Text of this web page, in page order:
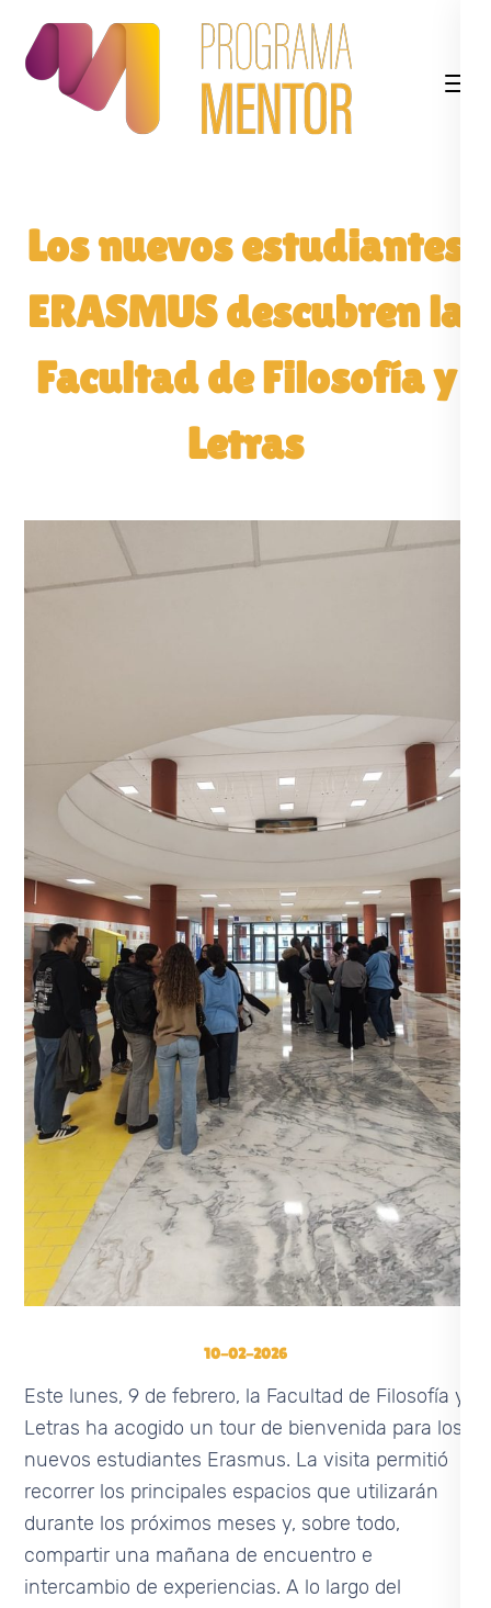
contenido
Los nuevos estudiantes
ERASMUS descubren la
Facultad de Filosofía y
Letras
10-02-2026
Este lunes, 9 de febrero, la Facultad de Filosofía y
Letras ha acogido un tour de bienvenida para los
nuevos estudiantes Erasmus. La visita permitió
recorrer los principales espacios que utilizarán
durante los próximos meses y, sobre todo,
compartir una mañana de encuentro e
intercambio de experiencias. A lo largo del